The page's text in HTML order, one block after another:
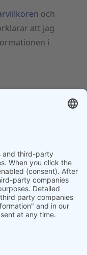
och
att jag
i